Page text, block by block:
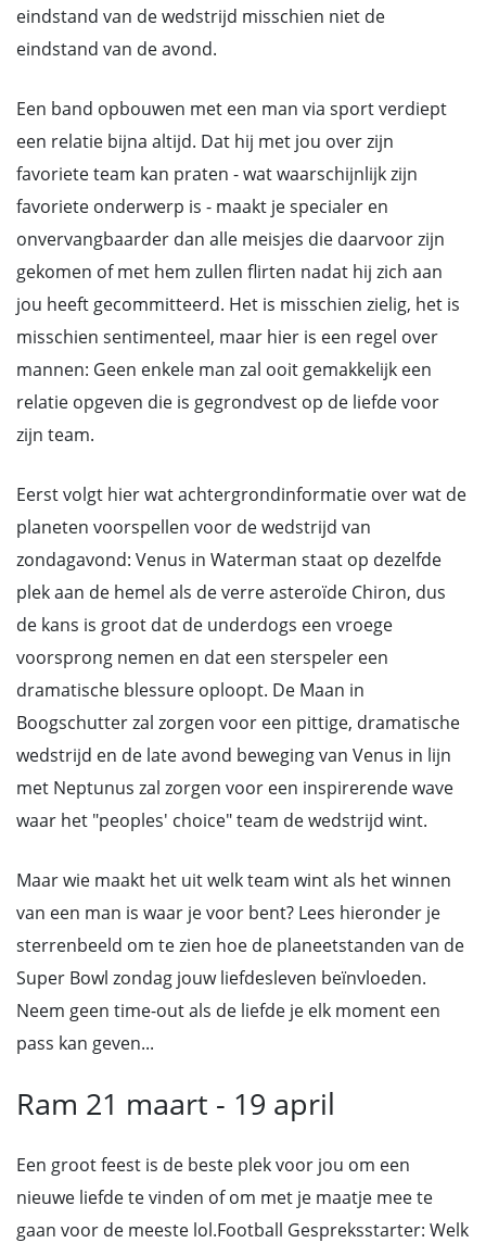
eindstand van de wedstrijd misschien niet de
eindstand van de avond.
Een band opbouwen met een man via sport verdiept
een relatie bijna altijd. Dat hij met jou over zijn
favoriete team kan praten - wat waarschijnlijk zijn
favoriete onderwerp is - maakt je specialer en
onvervangbaarder dan alle meisjes die daarvoor zijn
gekomen of met hem zullen flirten nadat hij zich aan
jou heeft gecommitteerd. Het is misschien zielig, het is
misschien sentimenteel, maar hier is een regel over
mannen: Geen enkele man zal ooit gemakkelijk een
relatie opgeven die is gegrondvest op de liefde voor
zijn team.
Eerst volgt hier wat achtergrondinformatie over wat de
planeten voorspellen voor de wedstrijd van
zondagavond: Venus in Waterman staat op dezelfde
plek aan de hemel als de verre asteroïde Chiron, dus
de kans is groot dat de underdogs een vroege
voorsprong nemen en dat een sterspeler een
dramatische blessure oploopt. De Maan in
Boogschutter zal zorgen voor een pittige, dramatische
wedstrijd en de late avond beweging van Venus in lijn
met Neptunus zal zorgen voor een inspirerende wave
waar het "peoples' choice" team de wedstrijd wint.
Maar wie maakt het uit welk team wint als het winnen
van een man is waar je voor bent? Lees hieronder je
sterrenbeeld om te zien hoe de planeetstanden van de
Super Bowl zondag jouw liefdesleven beïnvloeden.
Neem geen time-out als de liefde je elk moment een
pass kan geven...
Ram 21 maart - 19 april
Een groot feest is de beste plek voor jou om een
nieuwe liefde te vinden of om met je maatje mee te
gaan voor de meeste lol.Football Gespreksstarter: Welk